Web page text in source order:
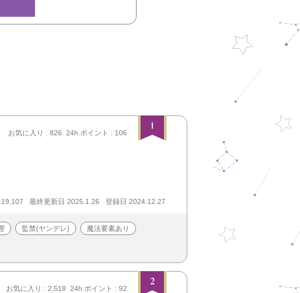
1
お気に入り : 826 24h.ポイント : 106
最終更新日 2025.1.26 登録日 2024.12.27
監禁(ヤンデレ) 魔法要素あり
2
お気に入り : 2,518 24h.ポイント : 92